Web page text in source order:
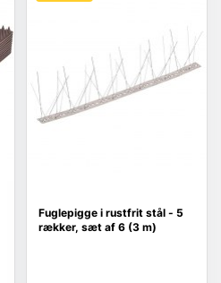
Fuglepigge i rustfrit stål - 5
rækker, sæt af 6 (3 m)